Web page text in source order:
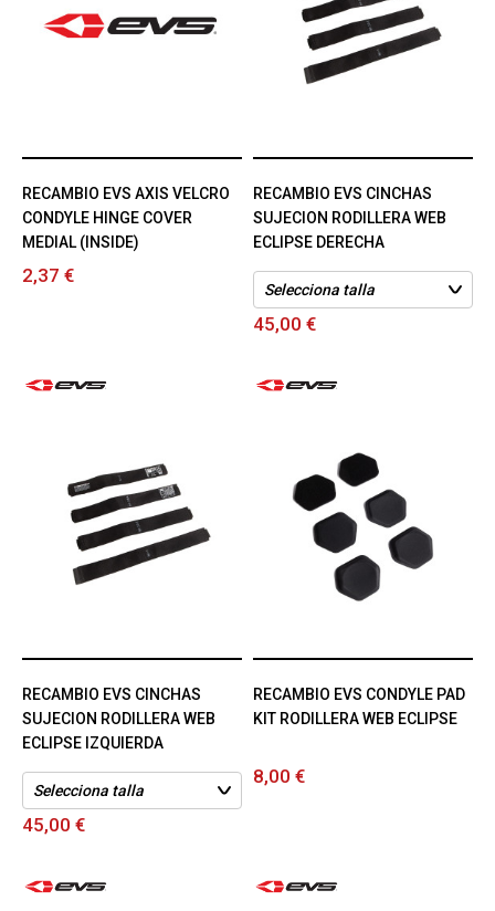
RECAMBIO EVS AXIS VELCRO
CONDYLE HINGE COVER
MEDIAL (INSIDE)
2,37 €
RECAMBIO EVS CINCHAS
SUJECION RODILLERA WEB
ECLIPSE DERECHA
45,00 €
RECAMBIO EVS CINCHAS
SUJECION RODILLERA WEB
ECLIPSE IZQUIERDA
45,00 €
RECAMBIO EVS CONDYLE PAD
KIT RODILLERA WEB ECLIPSE
8,00 €